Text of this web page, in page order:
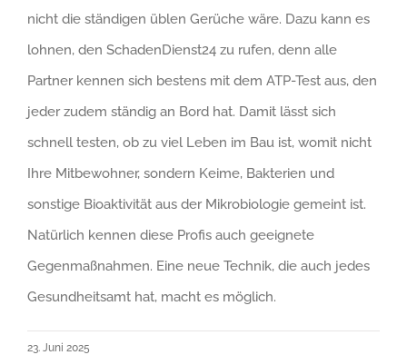
nicht die ständigen üblen Gerüche wäre. Dazu kann es
lohnen, den SchadenDienst24 zu rufen, denn alle
Partner kennen sich bestens mit dem ATP-Test aus, den
jeder zudem ständig an Bord hat. Damit lässt sich
schnell testen, ob zu viel Leben im Bau ist, womit nicht
Ihre Mitbewohner, sondern Keime, Bakterien und
sonstige Bioaktivität aus der Mikrobiologie gemeint ist.
Natürlich kennen diese Profis auch geeignete
Gegenmaßnahmen. Eine neue Technik, die auch jedes
Gesundheitsamt hat, macht es möglich.
23. Juni 2025